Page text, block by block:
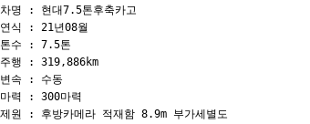
명 : 현대7.5톤후축카고
식 : 21년08월
수 : 7.5톤
행 : 319,886km
속 : 수동
력 : 300마력
원 : 후방카메라 적재함 8.9m 부가세별도